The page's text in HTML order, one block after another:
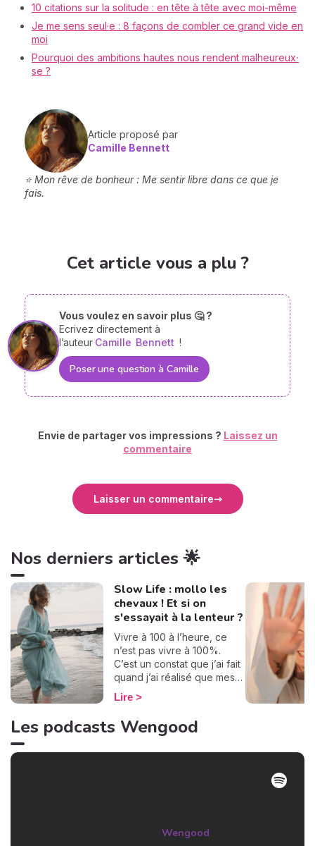
10 citations sur la solitude : en tête à tête avec moi-même
Je me sens seul·e : 8 façons de combler ce grand vide en
moi
Pourquoi des ambitions hautes nous rendent malheureux⸱
se ?
Article proposé par
Camille Bennett
⭐ Mon rêve de bonheur : Me sentir libre dans ce que je
fais.
Cet article vous a plu ?
Vous voulez en savoir plus 🤔 ?
Ecrivez directement à
l’auteur Camille Bennett !
Poser une question à Camille
Envie de partager vos impressions ? Laissez un
commentaire
Laisser un commentaire
Nos derniers articles 🌟
Slow Life : mollo les
chevaux ! Et si on
s'essayait à la lenteur ?
Vivre à 100 à l’heure, ce
n’est pas vivre à 100%.
C’est un constat que j’ai fait
quand j’ai réalisé que mes
journées se ressemblaient
et défilaient à toute allure.
de savourer, mais un beau
contre-courant. Comment et
Lire
Les podcasts Wengood
Wengood